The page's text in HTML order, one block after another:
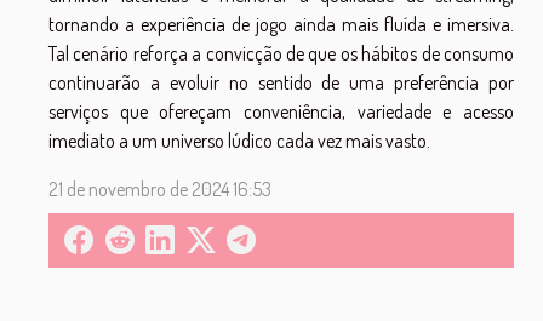
tornando a experiência de jogo ainda mais fluída e imersiva.
Tal cenário reforça a convicção de que os hábitos de consumo
continuarão a evoluir no sentido de uma preferência por
serviços que ofereçam conveniência, variedade e acesso
imediato a um universo lúdico cada vez mais vasto.
21 de novembro de 2024 16:53